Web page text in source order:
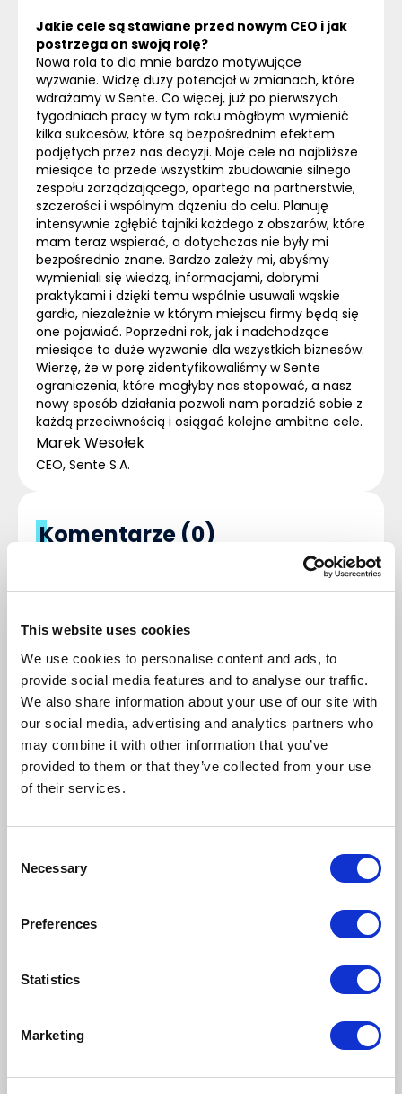
This website uses cookies
We use cookies to personalise content and ads, to
provide social media features and to analyse our traffic.
We also share information about your use of our site with
our social media, advertising and analytics partners who
may combine it with other information that you’ve
provided to them or that they’ve collected from your use
of their services.
Selection
Necessary
Preferences
Statistics
Marketing
Jakie cele są stawiane przed nowym CEO i jak
postrzega on swoją rolę?
Nowa rola to dla mnie bardzo motywujące
wyzwanie. Widzę duży potencjał w zmianach, które
wdrażamy w Sente. Co więcej, już po pierwszych
tygodniach pracy w tym roku mógłbym wymienić
kilka sukcesów, które są bezpośrednim efektem
podjętych przez nas decyzji. Moje cele na najbliższe
miesiące to przede wszystkim zbudowanie silnego
zespołu zarządzającego, opartego na partnerstwie,
szczerości i wspólnym dążeniu do celu. Planuję
intensywnie zgłębić tajniki każdego z obszarów, które
mam teraz wspierać, a dotychczas nie były mi
bezpośrednio znane. Bardzo zależy mi, abyśmy
wymieniali się wiedzą, informacjami, dobrymi
praktykami i dzięki temu wspólnie usuwali wąskie
gardła, niezależnie w którym miejscu firmy będą się
one pojawiać. Poprzedni rok, jak i nadchodzące
miesiące to duże wyzwanie dla wszystkich biznesów.
Wierzę, że w porę zidentyfikowaliśmy w Sente
ograniczenia, które mogłyby nas stopować, a nasz
nowy sposób działania pozwoli nam poradzić sobie z
każdą przeciwnością i osiągać kolejne ambitne cele.
Marek Wesołek
CEO, Sente S.A.
Komentarze (0)
Nie ma tutaj jeszcze żadnego
komentarza, bądź pierwszy!
Napisz komentarz
Przeczytaj również: